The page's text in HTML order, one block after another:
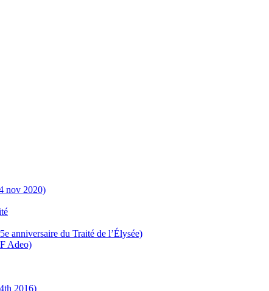
nov 2020)
anniversaire du Traité de l’Élysée)
Adeo)
2016)